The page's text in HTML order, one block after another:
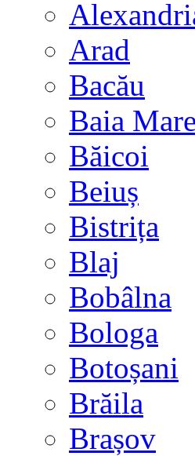
Arad
Bacău
Baia Mare
Băicoi
Beiuș
Bistrița
Blaj
Bobâlna
Bologa
Botoșani
Brăila
Brașov